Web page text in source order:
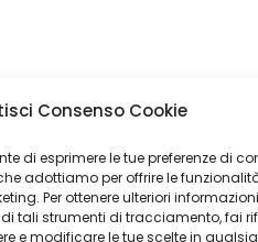
Consenso Cookie
di esprimere le tue preferenze di
adottiamo per offrire le
Per ottenere ulteriori
tali strumenti di tracciamento, fai
e modificare le tue scelte in